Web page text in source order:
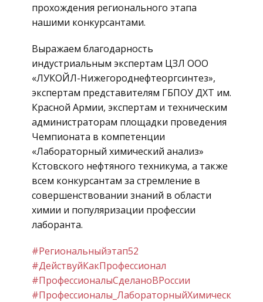
прохождения регионального этапа
нашими конкурсантами.
Выражаем благодарность
индустриальным экспертам ЦЗЛ ООО
«ЛУКОЙЛ-Нижегороднефтеоргсинтез»,
экспертам представителям ГБПОУ ДХТ им.
Красной Армии, экспертам и техническим
администраторам площадки проведения
Чемпионата в компетенции
«Лабораторный химический анализ»
Кстовского нефтяного техникума, а также
всем конкурсантам за стремление в
совершенствовании знаний в области
химии и популяризации профессии
лаборанта.
#Региональныйэтап52
#ДействуйКакПрофессионал
#ПрофессионалыСделаноВРоссии
#Профессионалы_ЛабораторныйХимическ